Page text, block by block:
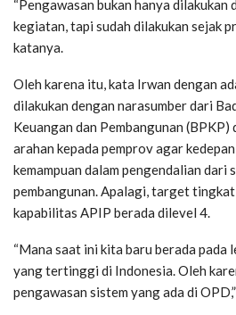
“Pengawasan bukan hanya dilakukan
kegiatan, tapi sudah dilakukan sejak
katanya.
Oleh karena itu, kata Irwan dengan
dilakukan dengan narasumber dari
Keuangan dan Pembangunan (BPKP)
arahan kepada pemprov agar
kemampuan dalam pengendalian dari
pembangunan. Apalagi, target
kapabilitas APIP berada dilevel 4.
“Mana saat ini kita baru berada pada
yang tertinggi di Indonesia. Oleh
pengawasan sistem yang ada di